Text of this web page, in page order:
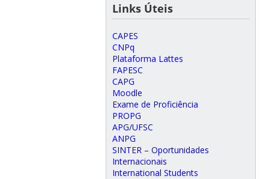
Links Úteis
CAPES
CNPq
Plataforma Lattes
FAPESC
CAPG
Moodle
Exame de Proficiência
PROPG
APG/UFSC
ANPG
SINTER – Oportunidades
Internacionais
International Students